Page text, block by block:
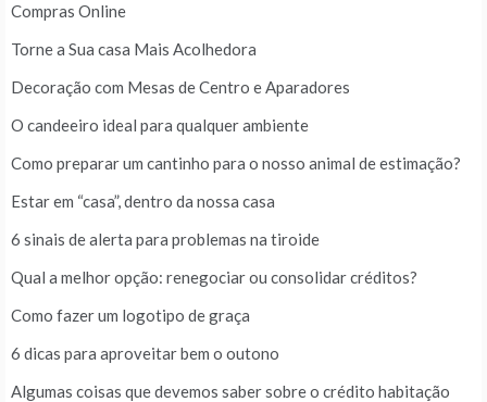
Compras Online
Torne a Sua casa Mais Acolhedora
Decoração com Mesas de Centro e Aparadores
O candeeiro ideal para qualquer ambiente
Como preparar um cantinho para o nosso animal de estimação?
Estar em “casa”, dentro da nossa casa
6 sinais de alerta para problemas na tiroide
Qual a melhor opção: renegociar ou consolidar créditos?
Como fazer um logotipo de graça
6 dicas para aproveitar bem o outono
Algumas coisas que devemos saber sobre o crédito habitação